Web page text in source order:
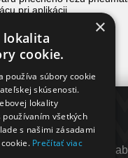
pri aplikácii.
INFORMÁCIE
KONTAKT
Hlavná 55, 029 44
×
lokalita
cookie.
používa súbory cookie
skúsenosti.
lokality
všetkých
s našimi zásadami
Prečítať viac